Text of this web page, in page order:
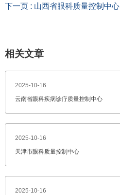
下一页 : 山西省眼科质量控制中心
相关文章
2025-10-16
云南省眼科疾病诊疗质量控制中心
2025-10-16
天津市眼科质量控制中心
2025-10-16